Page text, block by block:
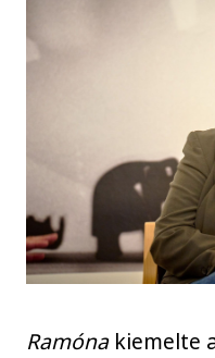
Ramónakiemelte